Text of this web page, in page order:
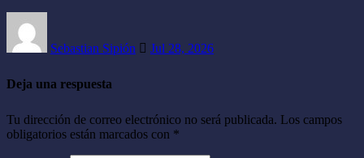
Sebastian Sipión Jul 28, 2026
Deja una respuesta
Tu dirección de correo electrónico no será publicada. Los campos
obligatorios están marcados con *